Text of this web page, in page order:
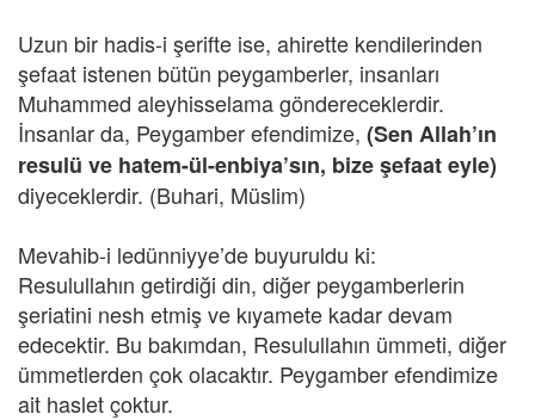
Uzun bir hadis-i şerifte ise, ahirette kendilerinden
şefaat istenen bütün peygamberler, insanları
Muhammed aleyhisselama göndereceklerdir.
İnsanlar da, Peygamber efendimize, (Sen Allah’ın
resulü ve hatem-ül-enbiya’sın, bize şefaat eyle)
diyeceklerdir. (Buhari, Müslim)
Mevahib-i ledünniyye’de buyuruldu ki:
Resulullahın getirdiği din, diğer peygamberlerin
şeriatini nesh etmiş ve kıyamete kadar devam
edecektir. Bu bakımdan, Resulullahın ümmeti, diğer
ümmetlerden çok olacaktır. Peygamber efendimize
ait haslet çoktur.